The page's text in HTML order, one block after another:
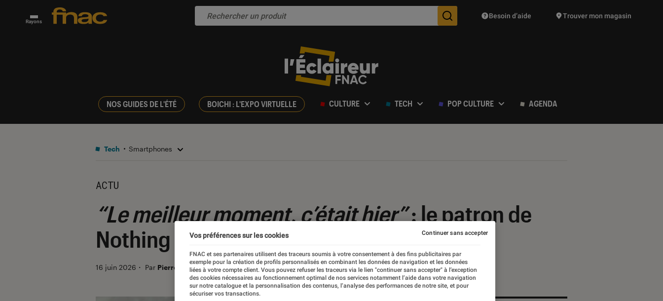
Rayons Des suggestions de produits vont vous être proposées
Besoin d’aide Trouver mon magasin
NOS GUIDES DE L'ÉTÉ BOICHI : L'EXPO VIRTUELLE CULTURE TECH POP CULTURE AGENDA
Tech Smartphones
ACTU
“Le meilleur moment, c’était hier”: le patron de
Nothing alerte sur le prix des smartphones
16 juin 2026 ・ Par Pierre Crochart
Vos préférences sur les cookies
FNAC et ses partenaires utilisent des traceurs soumis à votre consentement à des fins publicitaires par
exemple pour la création de profils personnalisés en combinant les données de navigation et les données
liées à votre compte client. Vous pouvez refuser les traceurs via le lien "continuer sans accepter" à l’exception
des cookies nécessaires au fonctionnement optimal de nos services notamment l’aide dans votre navigation
sur notre catalogue et la personnalisation des contenus, l’analyse des performances de notre site, et pour
sécuriser vos transactions.
Continuer sans accepter